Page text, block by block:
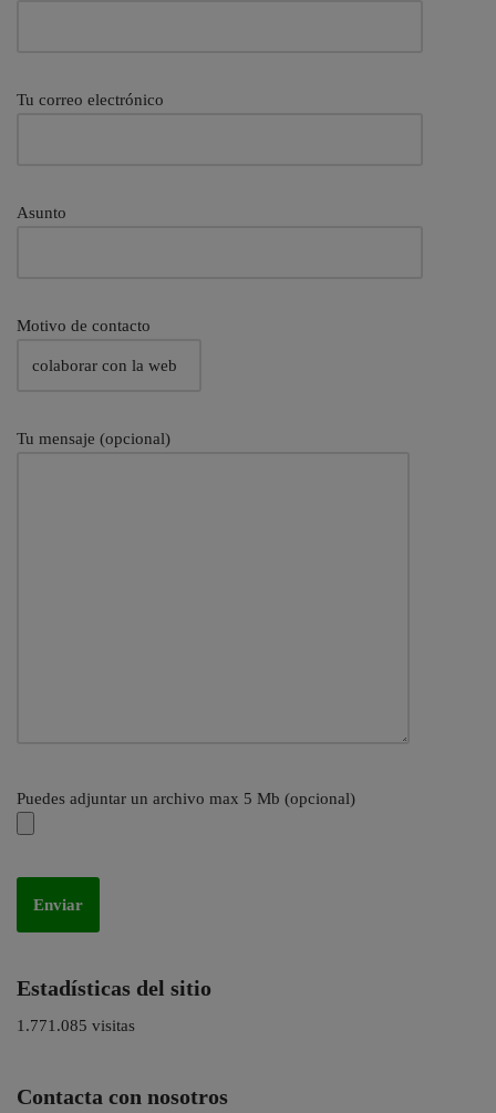
Tu correo electrónico
Asunto
Motivo de contacto
Tu mensaje (opcional)
Puedes adjuntar un archivo max 5 Mb (opcional)
Estadísticas del sitio
1.771.085 visitas
Contacta con nosotros